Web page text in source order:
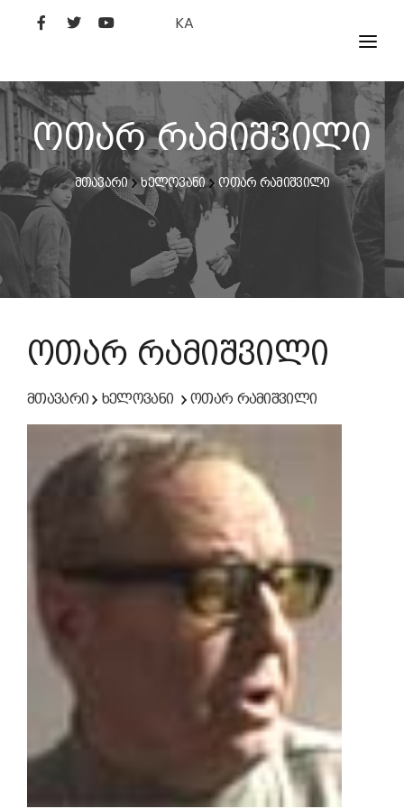
KA
ᲤᲘᲚᲛᲔᲑᲘ
ᲮᲔᲚᲝᲕᲐᲜᲘ
ᲙᲘᲜᲝᲡᲢᲣᲓᲘᲐ
ᲙᲘᲜᲝᲐᲙᲐᲓᲔᲛᲘᲐ
ოთარ რამიშვილი
მთავარი ხელოვანი ოთარ რამიშვილი
ოთარ რამიშვილი
მთავარი ხელოვანი ოთარ რამიშვილი